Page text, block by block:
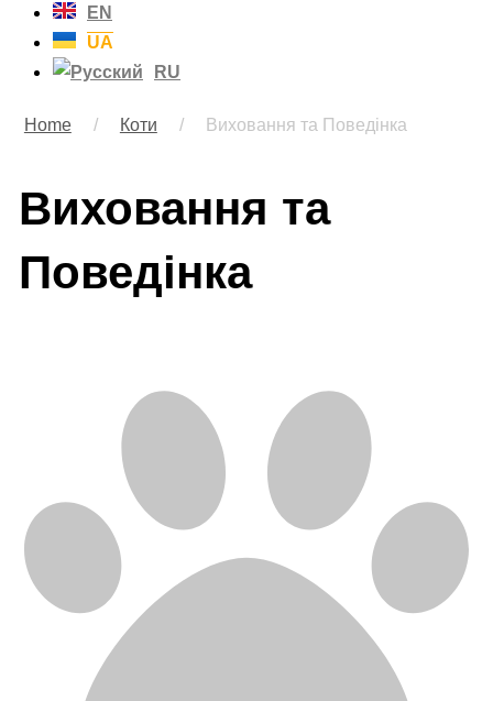
EN
UA
RU
Home / Коти / Виховання та Поведінка
Виховання та
Поведінка